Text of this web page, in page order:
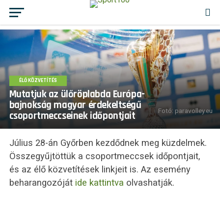
ÉLŐ KÖZVETÍTÉS
Mutatjuk az ülőröplabda Európa-
bajnokság magyar érdekeltségű
csoportmeccseinek időpontjait
Fotó: paravolley.eu
Július 28-án Győrben kezdődnek meg küzdelmek.
Összegyűjtöttük a csoportmeccsek időpontjait,
és az élő közvetítések linkjeit is. Az esemény
beharangozóját ide kattintva olvashatják.